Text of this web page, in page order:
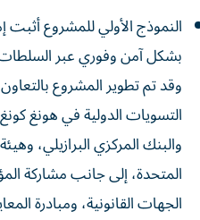
النموذج الأولي للمشروع أثبت
بشكل آمن وفوري عبر السلطات
وقد تم تطوير المشروع بالتعاون
التسويات الدولية في هونغ
والبنك المركزي البرازيلي،
المتحدة، إلى جانب مشاركة
الجهات القانونية، ومبادرة